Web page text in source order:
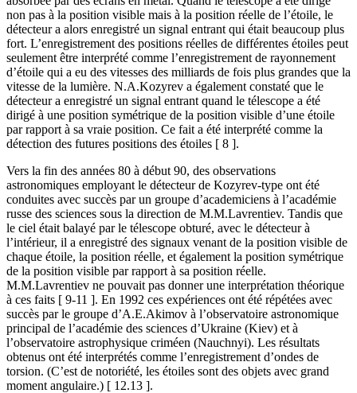
non pas à la position visible mais à la position réelle de l’étoile, le
détecteur a alors enregistré un signal entrant qui était beaucoup plus
fort. L’enregistrement des positions réelles de différentes étoiles peut
seulement être interprété comme l’enregistrement de rayonnement
d’étoile qui a eu des vitesses des milliards de fois plus grandes que la
vitesse de la lumière. N.A.Kozyrev a également constaté que le
détecteur a enregistré un signal entrant quand le télescope a été
dirigé à une position symétrique de la position visible d’une étoile
par rapport à sa vraie position. Ce fait a été interprété comme la
détection des futures positions des étoiles [ 8 ].
Vers la fin des années 80 à début 90, des observations
astronomiques employant le détecteur de Kozyrev-type ont été
conduites avec succès par un groupe d’academiciens à l’académie
russe des sciences sous la direction de M.M.Lavrentiev. Tandis que
le ciel était balayé par le télescope obturé, avec le détecteur à
l’intérieur, il a enregistré des signaux venant de la position visible de
chaque étoile, la position réelle, et également la position symétrique
de la position visible par rapport à sa position réelle.
M.M.Lavrentiev ne pouvait pas donner une interprétation théorique
à ces faits [ 9-11 ]. En 1992 ces expériences ont été répétées avec
succès par le groupe d’A.E.Akimov à l’observatoire astronomique
principal de l’académie des sciences d’Ukraine (Kiev) et à
l’observatoire astrophysique criméen (Nauchnyi). Les résultats
obtenus ont été interprétés comme l’enregistrement d’ondes de
torsion. (C’est de notoriété, les étoiles sont des objets avec grand
moment angulaire.) [ 12.13 ].